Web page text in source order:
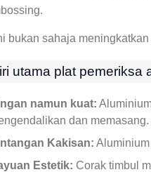
bukan sahaja
utama plat pemeriksa
namun kuat:
dan memasang.
Kakisan:
Estetik: Corak timbul